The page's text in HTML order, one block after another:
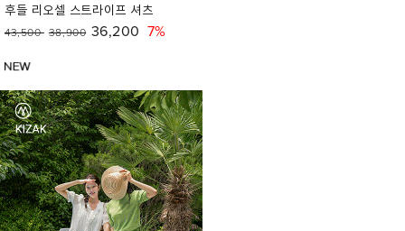
후들 리오셀 스트라이프 셔츠
43,500 38,900 36,200 7%